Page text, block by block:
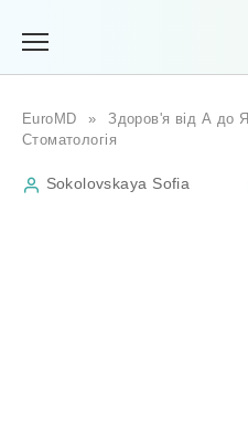
EuroMD » Здоров'я від А до Я
Стоматологія
Sokolovskaya Sofia